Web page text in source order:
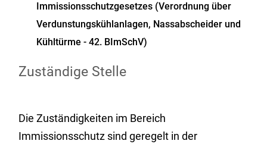
Immissionsschutzgesetzes (Verordnung über
Verdunstungskühlanlagen, Nassabscheider und
Kühltürme - 42. BImSchV)
Zuständige Stelle
Die Zuständigkeiten im Bereich
Immissionsschutz sind geregelt in der